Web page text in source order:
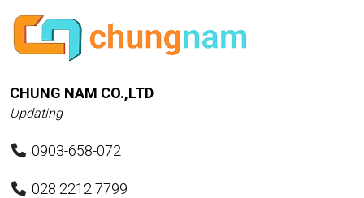
CHUNG NAM CO.,LTD
Updating
0903-658-072
028 2212 7799